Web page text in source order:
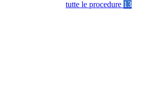
tutte le procedure 13